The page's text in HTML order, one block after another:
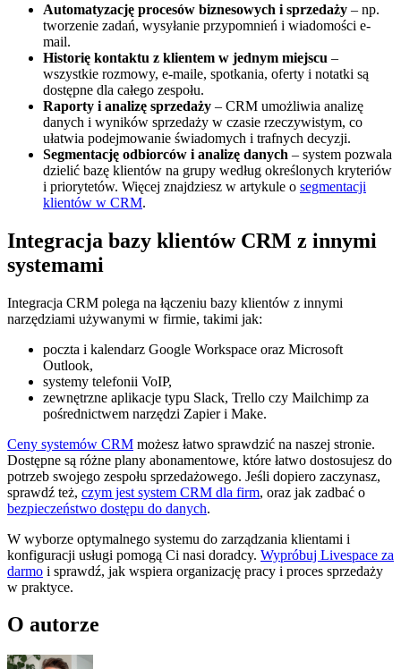
Automatyzację procesów biznesowych i sprzedaży – np.
tworzenie zadań, wysyłanie przypomnień i wiadomości e-
mail.
Historię kontaktu z klientem w jednym miejscu –
wszystkie rozmowy, e-maile, spotkania, oferty i notatki są
dostępne dla całego zespołu.
Raporty i analizę sprzedaży – CRM umożliwia analizę
danych i wyników sprzedaży w czasie rzeczywistym, co
ułatwia podejmowanie świadomych i trafnych decyzji.
Segmentację odbiorców i analizę danych – system pozwala
dzielić bazę klientów na grupy według określonych kryteriów
i priorytetów. Więcej znajdziesz w artykule o segmentacji
klientów w CRM.
Integracja bazy klientów CRM z innymi
systemami
Integracja CRM polega na łączeniu bazy klientów z innymi
narzędziami używanymi w firmie, takimi jak:
poczta i kalendarz Google Workspace oraz Microsoft
Outlook,
systemy telefonii VoIP,
zewnętrzne aplikacje typu Slack, Trello czy Mailchimp za
pośrednictwem narzędzi Zapier i Make.
Ceny systemów CRM możesz łatwo sprawdzić na naszej stronie.
Dostępne są różne plany abonamentowe, które łatwo dostosujesz do
potrzeb swojego zespołu sprzedażowego. Jeśli dopiero zaczynasz,
sprawdź też, czym jest system CRM dla firm, oraz jak zadbać o
bezpieczeństwo dostępu do danych.
W wyborze optymalnego systemu do zarządzania klientami i
konfiguracji usługi pomogą Ci nasi doradcy. Wypróbuj Livespace za
darmo i sprawdź, jak wspiera organizację pracy i proces sprzedaży
w praktyce.
O autorze